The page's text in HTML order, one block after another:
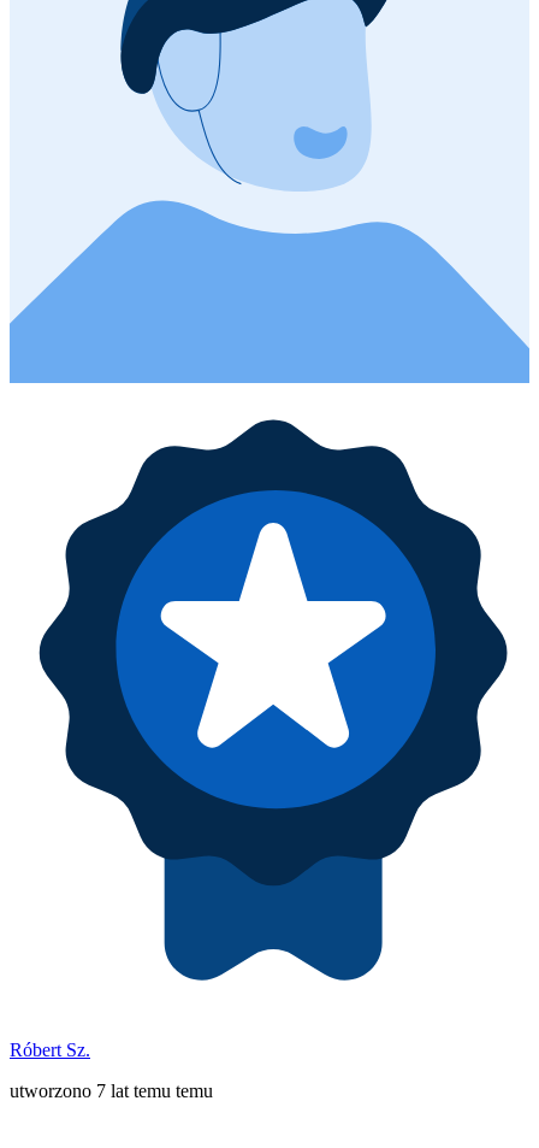
Róbert Sz.
utworzono 7 lat temu temu